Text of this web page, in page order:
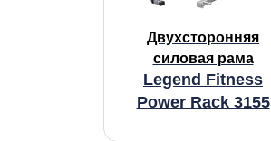
Двухсторонняя
силовая рама
Legend Fitness
Power Rack 3155